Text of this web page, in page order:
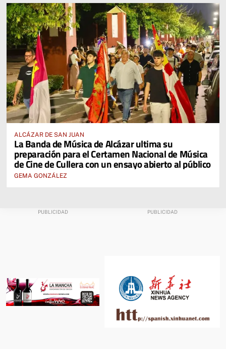
ALCÁZAR DE SAN JUAN
La Banda de Música de Alcázar ultima su
preparación para el Certamen Nacional de Música
de Cine de Cullera con un ensayo abierto al público
GEMA GONZÁLEZ